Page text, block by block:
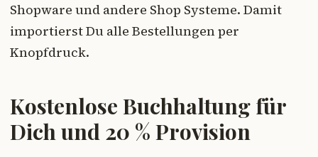
Shopware und andere Shop Systeme. Damit
importierst Du alle Bestellungen per
Knopfdruck.
Kostenlose Buchhaltung für
Dich und 20 % Provision